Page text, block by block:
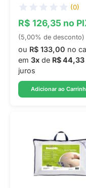
(0)
R$ 126,35 no
(5,00% de desconto)
ou R$ 133,00 no
em 3x de R$ 44,33
juros
Adicionar ao